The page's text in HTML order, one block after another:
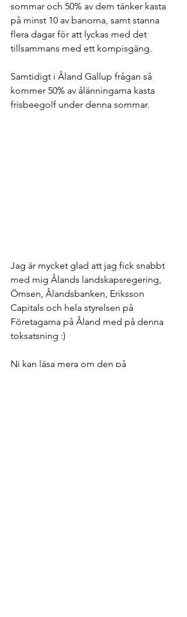
sommar och 50% av dem tänker kasta
på minst 10 av banorna, samt stanna
flera dagar för att lyckas med det
tillsammans med ett kompisgäng.
Samtidigt i Åland Gallup frågan så
kommer 50% av ålänningarna kasta
frisbeegolf under denna sommar.
Jag är mycket glad att jag fick snabbt
med mig Ålands landskapsregering,
Ömsen, Ålandsbanken, Eriksson
Capitals och hela styrelsen på
Företagarna på Åland med på denna
toksatsning :)
Ni kan läsa mera om den på